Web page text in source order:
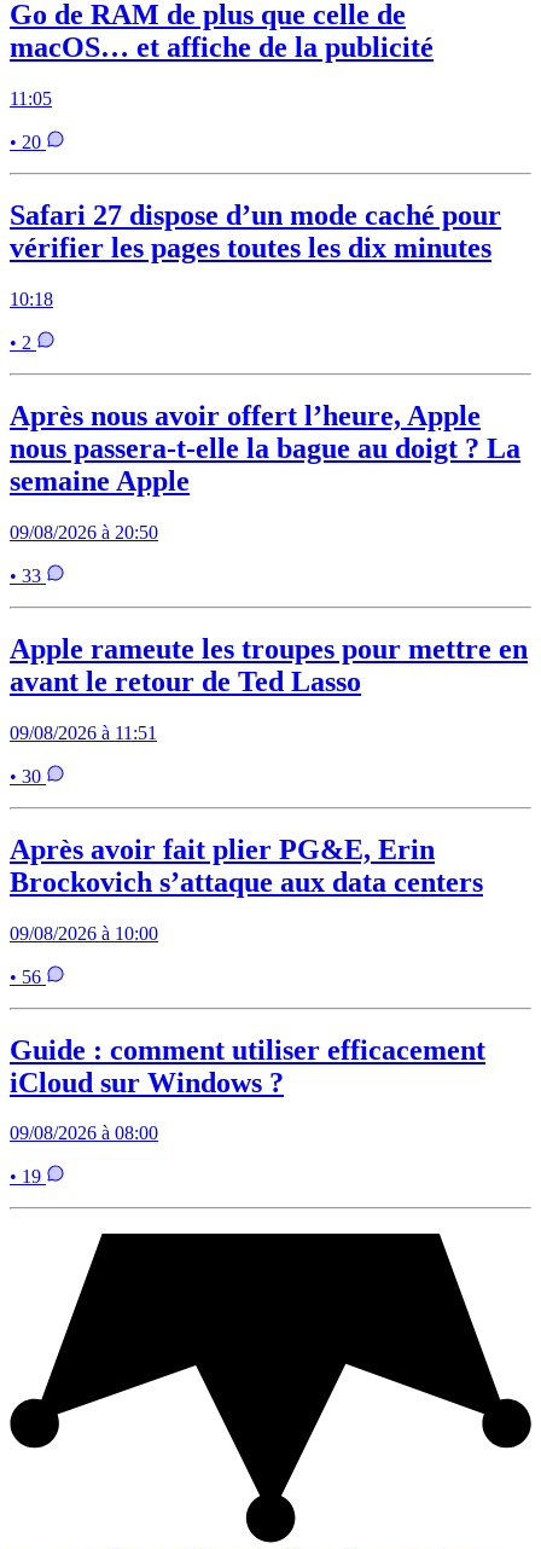
Go de RAM de plus que celle de
macOS… et affiche de la publicité
11:05
• 20
Safari 27 dispose d’un mode caché pour
vérifier les pages toutes les dix minutes
10:18
• 2
Après nous avoir offert l’heure, Apple
nous passera-t-elle la bague au doigt ? La
semaine Apple
09/08/2026 à 20:50
• 33
Apple rameute les troupes pour mettre en
avant le retour de Ted Lasso
09/08/2026 à 11:51
• 30
Après avoir fait plier PG&E, Erin
Brockovich s’attaque aux data centers
09/08/2026 à 10:00
• 56
Guide : comment utiliser efficacement
iCloud sur Windows ?
09/08/2026 à 08:00
• 19